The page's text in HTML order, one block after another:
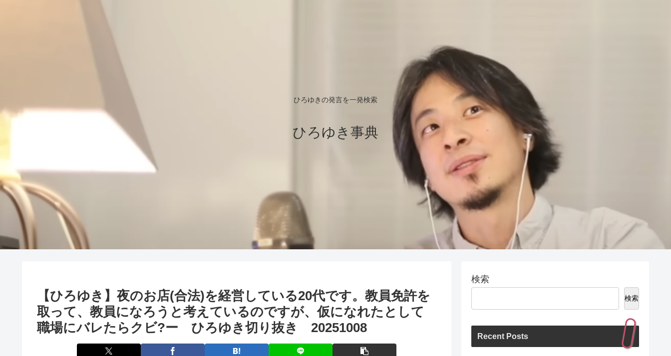
ひろゆきの発言を一発検索
ひろゆき事典
【ひろゆき】夜のお店(合法)を経営している20代です。教員免許を
取って、教員になろうと考えているのですが、仮になれたとして
職場にバレたらクビ?ー ひろゆき切り抜き 20251008
検索
検索
Recent Posts